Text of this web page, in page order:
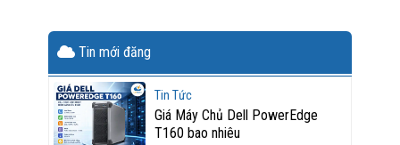
Tin mới đăng
Tin Tức
Giá Máy Chủ Dell PowerEdge
T160 bao nhiêu